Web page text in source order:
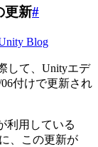
更新#
Blog
して、Unityエデ
付けで更新され
利用している
、この更新が